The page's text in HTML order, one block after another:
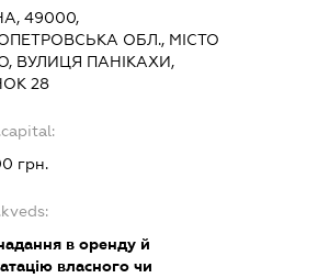
49000,
ОБЛ., МІСТО
ВУЛИЦЯ ПАНІКАХИ,
28
грн.
в оренду й
власного чи